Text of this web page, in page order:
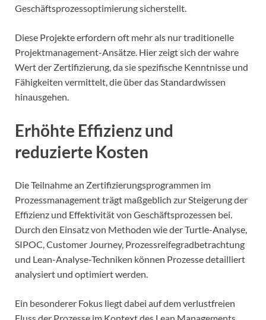
Geschäftsprozessoptimierung sicherstellt.
Diese Projekte erfordern oft mehr als nur traditionelle
Projektmanagement-Ansätze. Hier zeigt sich der wahre
Wert der Zertifizierung, da sie spezifische Kenntnisse und
Fähigkeiten vermittelt, die über das Standardwissen
hinausgehen.
Erhöhte Effizienz und
reduzierte Kosten
Die Teilnahme an Zertifizierungsprogrammen im
Prozessmanagement trägt maßgeblich zur Steigerung der
Effizienz und Effektivität von Geschäftsprozessen bei.
Durch den Einsatz von Methoden wie der Turtle-Analyse,
SIPOC, Customer Journey, Prozessreifegradbetrachtung
und Lean-Analyse-Techniken können Prozesse detailliert
analysiert und optimiert werden.
Ein besonderer Fokus liegt dabei auf dem verlustfreien